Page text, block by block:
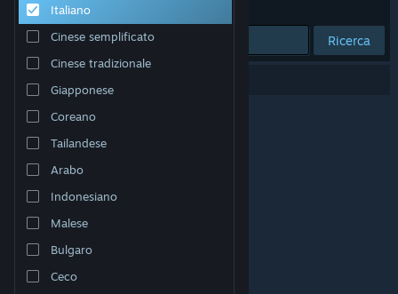
Assistenza
Cambia la lingua
Ottieni l'app mobile di Steam
Visualizza il sito web per desktop
Italiano
Cinese semplificato
Cinese tradizionale
Giapponese
Coreano
Tailandese
Arabo
Indonesiano
Malese
Bulgaro
Ceco
Ordina per Rilevanza
Ricerca